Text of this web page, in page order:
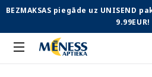
BEZMAKSAS piegāde uz UNISEND
9.99EUR!